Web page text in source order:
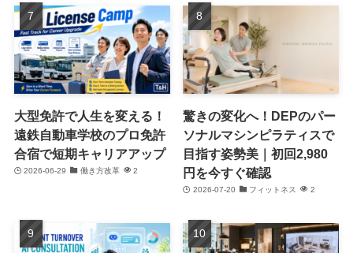
大型免許で人生を変える！
遠鉄自動車学校のプロ免許
合宿で短期キャリアアップ
2026-06-29 働き方改革 2
驚きの変化へ！DEPのパー
ソナルマシンピラティスで
目指す姿勢美｜初回2,980
円を今すぐ確認
2026-07-20 フィットネス 2